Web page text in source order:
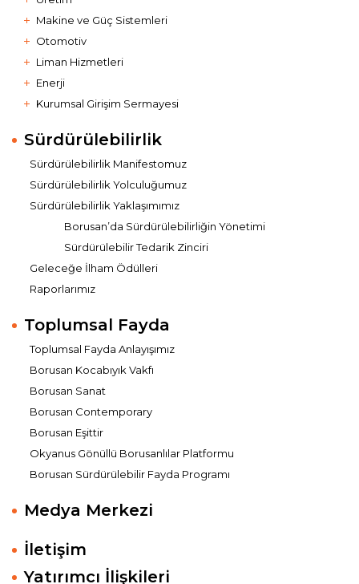
Makine ve Güç Sistemleri
Otomotiv
Liman Hizmetleri
Enerji
Kurumsal Girişim Sermayesi
Sürdürülebilirlik
Sürdürülebilirlik Manifestomuz
Sürdürülebilirlik Yolculuğumuz
Sürdürülebilirlik Yaklaşımımız
Borusan’da Sürdürülebilirliğin Yönetimi
Sürdürülebilir Tedarik Zinciri
Geleceğe İlham Ödülleri
Raporlarımız
Toplumsal Fayda
Toplumsal Fayda Anlayışımız
Borusan Kocabıyık Vakfı
Borusan Sanat
Borusan Contemporary
Borusan Eşittir
Okyanus Gönüllü Borusanlılar Platformu
Borusan Sürdürülebilir Fayda Programı
Medya Merkezi
İletişim
Yatırımcı İlişkileri